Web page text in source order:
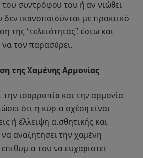
του συντρόφου του ή αν νιώθει
δεν ικανοποιούνται με πρακτικό
της “τελειότητας”, έστω και
τον παρασύρει.
της Χαμένης Αρμονίας
την ισορροπία και την αρμονία
ότι η κύρια σχέση είναι
ή έλλειψη αισθητικής και
να αναζητήσει την χαμένη
του να ευχαριστεί